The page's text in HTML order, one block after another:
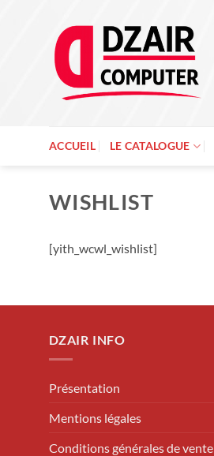
ACCUEIL LE CATALOGUE
WISHLIST
[yith_wcwl_wishlist]
DZAIR INFO
Présentation
Mentions légales
Conditions générales de vente